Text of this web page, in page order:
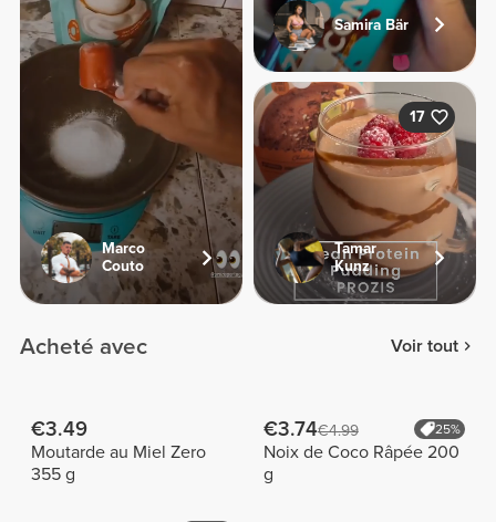
Marco
Couto
Samira Bär
17
Tamar
Kunz
Acheté avec Voir tout
€3.49
Moutarde au Miel Zero
355 g
€3.74€4.99 25%
Noix de Coco Râpée 200
g